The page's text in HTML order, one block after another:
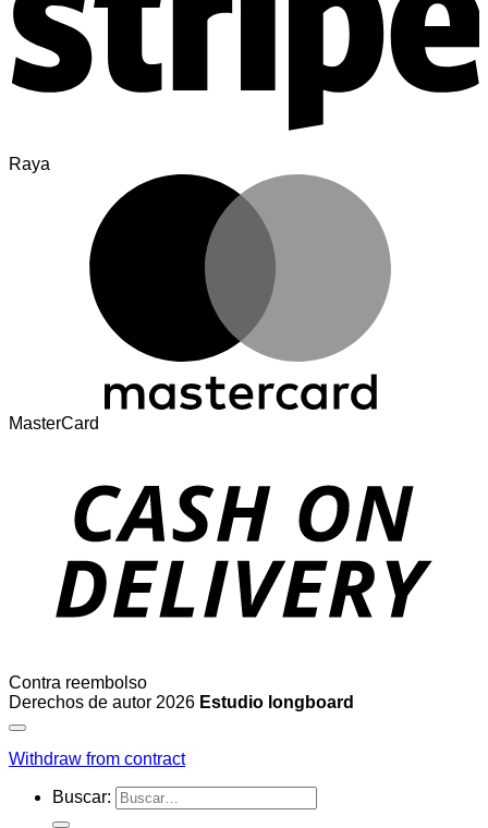
Raya
MasterCard
Contra reembolso
Derechos de autor 2026 Estudio longboard
Withdraw from contract
Buscar: